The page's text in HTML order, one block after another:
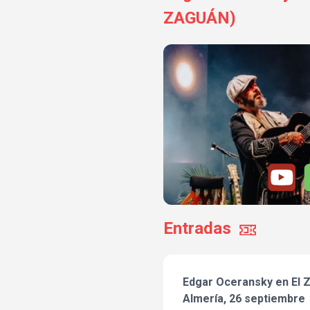
ZAGUÁN)
Entradas
Edgar Oceransky en El
Almería, 26 septiembre